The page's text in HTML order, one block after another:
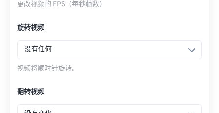
更改视频的 FPS（每秒帧数）
旋转视频
没有任何
视频将顺时针旋转。
翻转视频